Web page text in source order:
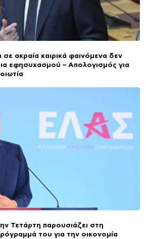
ακραία καιρικά φαινόμενα δεν
εφησυχασμού – Απολογισμός για
Τετάρτη παρουσιάζει στη
του για την οικονομία